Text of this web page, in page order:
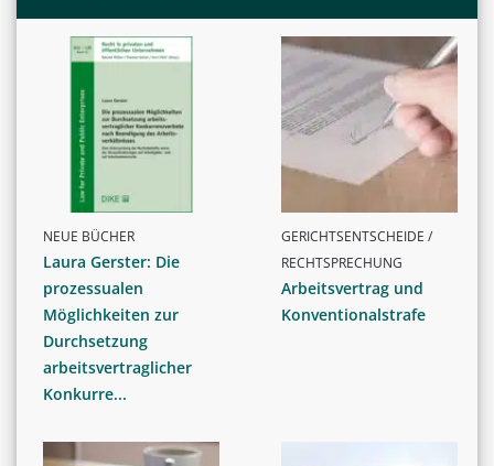
NEUE BÜCHER
Laura Gerster: Die
prozessualen
Möglichkeiten zur
Durchsetzung
arbeitsvertraglicher
Konkurre...
GERICHTSENTSCHEIDE /
RECHTSPRECHUNG
Arbeitsvertrag und
Konventionalstrafe